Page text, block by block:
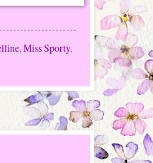
,Miss Sporty,